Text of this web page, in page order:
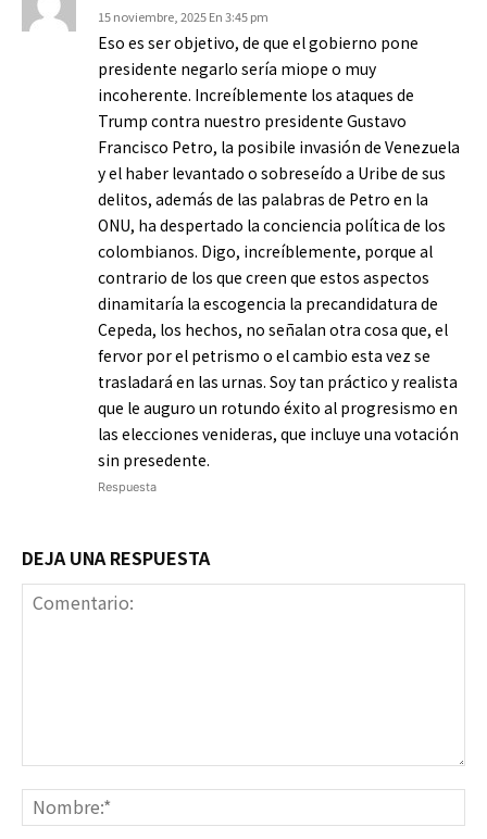
15 noviembre, 2025 En 3:45 pm
Eso es ser objetivo, de que el gobierno pone
presidente negarlo sería miope o muy
incoherente. Increíblemente los ataques de
Trump contra nuestro presidente Gustavo
Francisco Petro, la posibile invasión de Venezuela
y el haber levantado o sobreseído a Uribe de sus
delitos, además de las palabras de Petro en la
ONU, ha despertado la conciencia política de los
colombianos. Digo, increíblemente, porque al
contrario de los que creen que estos aspectos
dinamitaría la escogencia la precandidatura de
Cepeda, los hechos, no señalan otra cosa que, el
fervor por el petrismo o el cambio esta vez se
trasladará en las urnas. Soy tan práctico y realista
que le auguro un rotundo éxito al progresismo en
las elecciones venideras, que incluye una votación
sin presedente.
Respuesta
DEJA UNA RESPUESTA